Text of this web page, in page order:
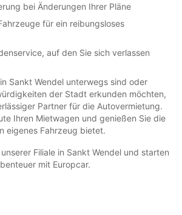
bei Änderungen Ihrer Pläne
für ein reibungsloses
auf den Sie sich verlassen
Sankt Wendel unterwegs sind oder
der Stadt erkunden möchten,
Partner für die Autovermietung.
Ihren Mietwagen und genießen Sie die
eigenes Fahrzeug bietet.
Filiale in Sankt Wendel und starten
mit Europcar.